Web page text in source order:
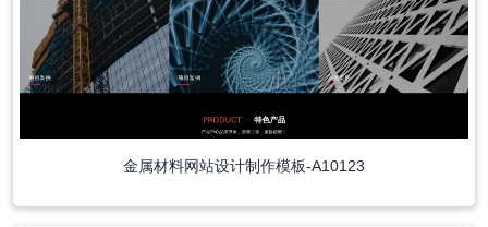
金属材料网站设计制作模板-A10123